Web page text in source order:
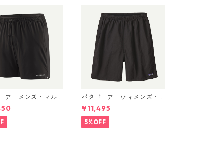
ア メンズ・マル
イルズ・ショーツ
57595 Pat
Men's Multi Trails
パタゴニア ウィメンズ・
バギーズ・ロング Black 57
035 Patagonia Women's B
aggies™ Longs 日本正規
品
¥11,495
5%OFF